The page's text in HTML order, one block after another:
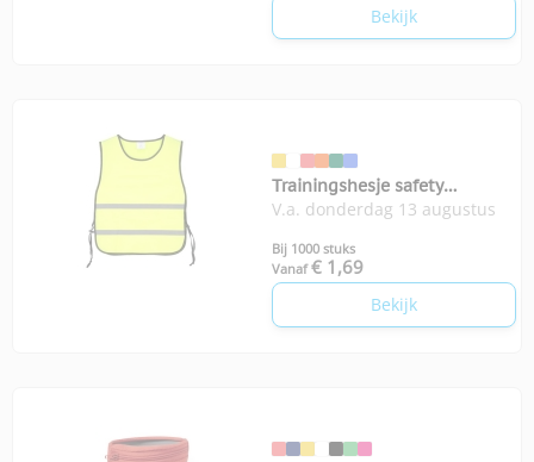
Bekijk
Trainingshesje safety
volwassenen
V.a. donderdag 13 augustus
Bij 1000 stuks
Vanaf € 1,69
Bekijk